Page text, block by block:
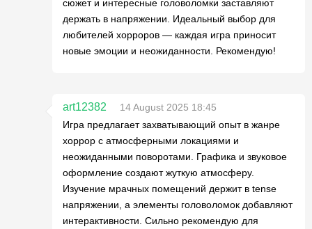
сюжет и интересные головоломки заставляют
держать в напряжении. Идеальный выбор для
любителей хорроров — каждая игра приносит
новые эмоции и неожиданности. Рекомендую!
art12382
14 August 2025 18:45
Игра предлагает захватывающий опыт в жанре
хоррор с атмосферными локациями и
неожиданными поворотами. Графика и звуковое
оформление создают жуткую атмосферу.
Изучение мрачных помещений держит в tense
напряжении, а элементы головоломок добавляют
интерактивности. Сильно рекомендую для